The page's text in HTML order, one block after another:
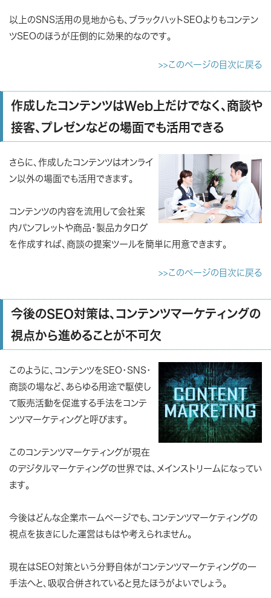
以上のSNS活用の見地からも、ブラックハットSEOよりもコンテン
ツSEOのほうが圧倒的に効果的なのです。
>>このページの目次に戻る
作成したコンテンツはWeb上だけでなく、商談や
接客、プレゼンなどの場面でも活用できる
さらに、作成したコンテンツはオンライ
ン以外の場面でも活用できます。
コンテンツの内容を流用して会社案
内パンフレットや商品・製品カタログ
を作成すれば、商談の提案ツールを簡単に用意できます。
>>このページの目次に戻る
今後のSEO対策は、コンテンツマーケティングの
視点から進めることが不可欠
このように、コンテンツをSEO・SNS・
商談の場など、あらゆる用途で駆使し
て販売活動を促進する手法をコンテ
ンツマーケティングと呼びます。
このコンテンツマーケティングが現在
のデジタルマーケティングの世界では、メインストリームになってい
ます。
今後はどんな企業ホームページでも、コンテンツマーケティングの
視点を抜きにした運営はもはや考えられません。
現在はSEO対策という分野自体がコンテンツマーケティングの一
手法へと、吸収合併されていると見たほうがよいでしょう。